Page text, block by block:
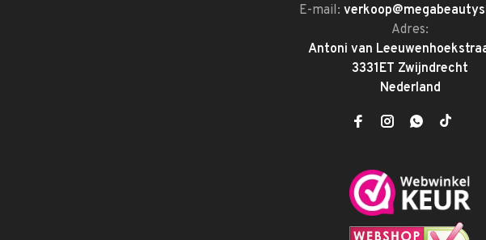
E-mail:
Adres:
Antoni van
3331ET Zwijndrecht
Nederland